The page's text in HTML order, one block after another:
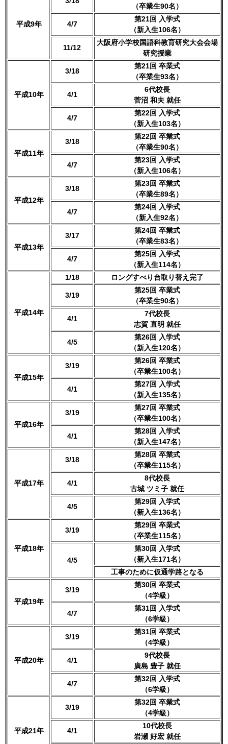
平成9年
（卒業生90名）
4/7
第21回 入学式
（新入生106名）
11/12
大阪府小学校国語科教育研究大会会場
研究授業
平成10年
3/18
第21回 卒業式
（卒業生93名）
4/1
6代校長
菅沼 和夫 就任
4/7
第22回 入学式
（新入生103名）
平成11年
3/18
第22回 卒業式
（卒業生90名）
4/7
第23回 入学式
（新入生106名）
平成12年
3/18
第23回 卒業式
（卒業生89名）
4/7
第24回 入学式
（新入生92名）
平成13年
3/17
第24回 卒業式
（卒業生83名）
4/7
第25回 入学式
（新入生114名）
平成14年
1/18 ロングすべり台取り替え完了
3/19
第25回 卒業式
（卒業生90名）
4/1
7代校長
志賀 直明 就任
4/5
第26回 入学式
（新入生120名）
平成15年
3/19
第26回 卒業式
（卒業生100名）
4/1
第27回 入学式
（新入生135名）
平成16年
3/19
第27回 卒業式
（卒業生100名）
4/1
第28回 入学式
（新入生147名）
平成17年
3/18
第28回 卒業式
（卒業生115名）
4/1
8代校長
古城 ツミ子 就任
4/5
第29回 入学式
（新入生136名）
平成18年
3/19
第29回 卒業式
（卒業生115名）
4/5
第30回 入学式
（新入生171名）
工事のために仮通学路となる
平成19年
3/19
第30回 卒業式
（4学級）
4/7
第31回 入学式
（6学級）
平成20年
3/19
第31回 卒業式
（4学級）
4/1
9代校長
廣島 豊子 就任
4/7
第32回 入学式
（6学級）
平成21年
3/19
第32回 卒業式
（4学級）
4/1
10代校長
岩瀬 好宏 就任